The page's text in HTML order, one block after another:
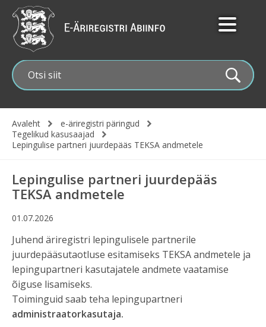
Liigu
edasi
põhisisu
juurde
Leivapuru
Avaleht
e-äriregistri päringud
Tegelikud kasusaajad
Lepingulise partneri juurdepääs TEKSA andmetele
Lepingulise partneri juurdepääs
TEKSA andmetele
01.07.2026
Juhend äriregistri lepingulisele partnerile
juurdepääsutaotluse esitamiseks TEKSA andmetele ja
lepingupartneri kasutajatele andmete vaatamise
õiguse lisamiseks.
Toiminguid saab teha lepingupartneri
administraatorkasutaja.